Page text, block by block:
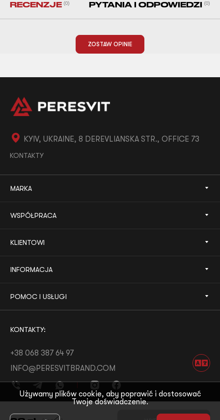
RECENZJE (0) PYTANIA I ODPOWIEDZI (0)
ZOSTAW OPINIE
KYIV, UKRAINE, 8 DEREVLIANSKA STR., OFFICE 73
KONTAKTY
MARKA
WSPÓŁPRACA
KLIENTOWI
INFORMACJA
POMOC I USŁUGI
KONTAKTY:
+38 068 387 64 97
INFO@PERESVITBRAND.COM
ROZWÓJ OD:
Używamy plików cookie, aby poprawić i dostosować
Twoje doświadczenie.